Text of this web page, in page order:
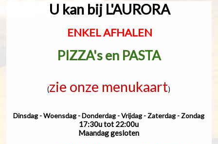
U kan bij L'AURORA
ENKEL AFHALEN
PIZZA's en PASTA
(zie onze menukaart)
Dinsdag - Woensdag - Donderdag - Vrijdag - Zaterdag - Zondag
17:30u tot 22:00u
Maandag gesloten